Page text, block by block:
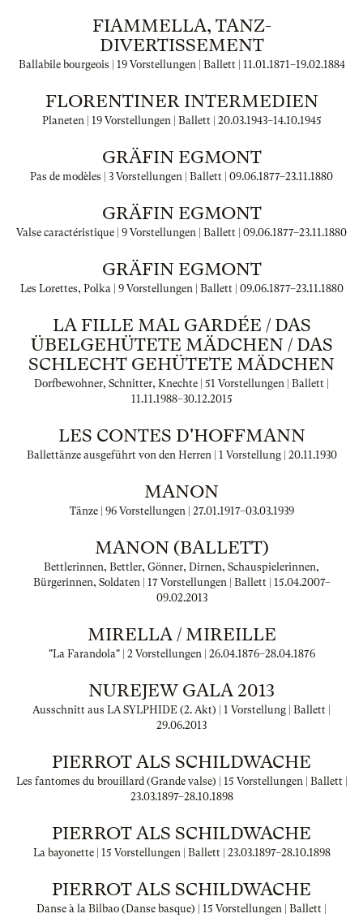
FIAMMELLA, TANZ-
DIVERTISSEMENT
Ballabile bourgeois | 19 Vorstellungen | Ballett | 11.01.1871–19.02.1884
FLORENTINER INTERMEDIEN
Planeten | 19 Vorstellungen | Ballett | 20.03.1943–14.10.1945
GRÄFIN EGMONT
Pas de modèles | 3 Vorstellungen | Ballett | 09.06.1877–23.11.1880
GRÄFIN EGMONT
Valse caractéristique | 9 Vorstellungen | Ballett | 09.06.1877–23.11.1880
GRÄFIN EGMONT
Les Lorettes, Polka | 9 Vorstellungen | Ballett | 09.06.1877–23.11.1880
LA FILLE MAL GARDÉE / DAS
ÜBELGEHÜTETE MÄDCHEN / DAS
SCHLECHT GEHÜTETE MÄDCHEN
Dorfbewohner, Schnitter, Knechte | 51 Vorstellungen | Ballett |
11.11.1988–30.12.2015
LES CONTES D'HOFFMANN
Ballettänze ausgeführt von den Herren | 1 Vorstellung | 20.11.1930
MANON
Tänze | 96 Vorstellungen | 27.01.1917–03.03.1939
MANON (BALLETT)
Bettlerinnen, Bettler, Gönner, Dirnen, Schauspielerinnen,
Bürgerinnen, Soldaten | 17 Vorstellungen | Ballett | 15.04.2007–
09.02.2013
MIRELLA / MIREILLE
"La Farandola" | 2 Vorstellungen | 26.04.1876–28.04.1876
NUREJEW GALA 2013
Ausschnitt aus LA SYLPHIDE (2. Akt) | 1 Vorstellung | Ballett |
29.06.2013
PIERROT ALS SCHILDWACHE
Les fantomes du brouillard (Grande valse) | 15 Vorstellungen | Ballett |
23.03.1897–28.10.1898
PIERROT ALS SCHILDWACHE
La bayonette | 15 Vorstellungen | Ballett | 23.03.1897–28.10.1898
PIERROT ALS SCHILDWACHE
Danse à la Bilbao (Danse basque) | 15 Vorstellungen | Ballett |